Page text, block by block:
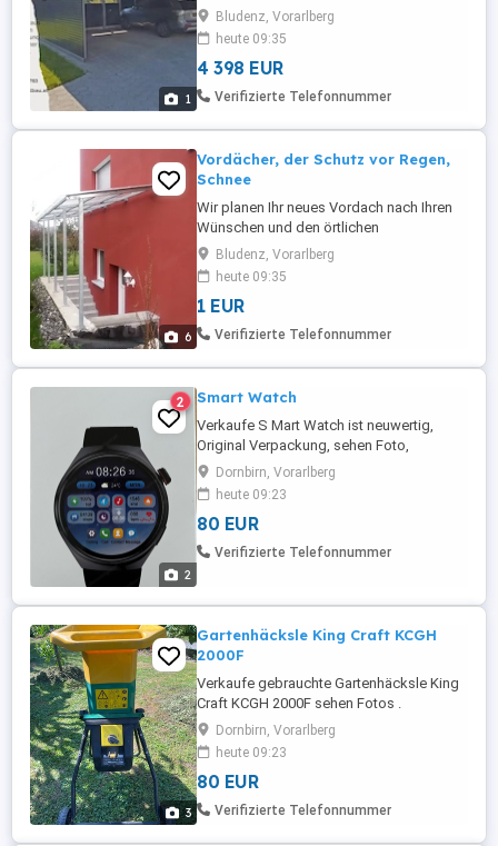
1
Sparren, Aluwelldach, Montagematerial
und Aufbauanleitung, inkl. persönlicher
Aufbauberatung vor Ort von ca. 2 Stunden.
Schneelast bis 350 kg m .
Bludenz, Vorarlberg
heute 09:35
4 398 EUR
Verifizierte Telefonnummer
6
Vordächer, der Schutz vor Regen,
Schnee
Wir planen Ihr neues Vordach nach Ihren
Wünschen und den örtlichen
Gegebenheiten. Ob aus Edelstahl,
Aluminium oder verzinkten Stahl, bzw. ob
Glas oder Polycarbonat, bieten viele
optische Gestaltungsmöglichkeiten Ihres
Eingangsbereiches. Eine präzise
durch unser ...
Bludenz, Vorarlberg
heute 09:35
1 EUR
Verifizierte Telefonnummer
2
2 Smart Watch
Verkaufe S Mart Watch ist neuwertig,
Original Verpackung, sehen Foto,
Privatverkauf keine Garantie oder
Rücknahme
Dornbirn, Vorarlberg
heute 09:23
80 EUR
Verifizierte Telefonnummer
3
Gartenhäcksle King Craft KCGH
2000F
Verkaufe gebrauchte Gartenhäcksle King
Craft KCGH 2000F sehen Fotos .
Privatverkauf, keine Garantie und
Rücknahme
Dornbirn, Vorarlberg
heute 09:23
80 EUR
Verifizierte Telefonnummer